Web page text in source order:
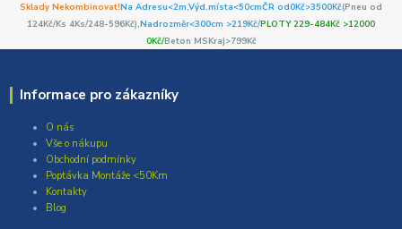
Sklady Nekombinovat!Na Adresu<2m,Výd.místa<50cmČR od0Kč>3500Kč(Pneu od
124Kč/Ks 4Ks/248-596Kč),Nadrozměr<300cm >219Kč/PLOTY 229-484Kč >12000
0Kč/Beton MSKraj>799Kč
Informace pro zákazníky
O nás
Vše o nákupu
Obchodní podmínky
Poptávka Montáže <50Km
Kontakty
Blog